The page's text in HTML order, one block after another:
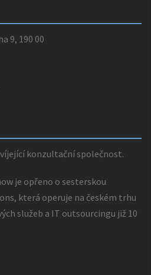
9, 190 00
konzultační společnost.
je opřeno o sesterskou
, která operuje na českém trhu
služeb a IT outsourcingu již 10